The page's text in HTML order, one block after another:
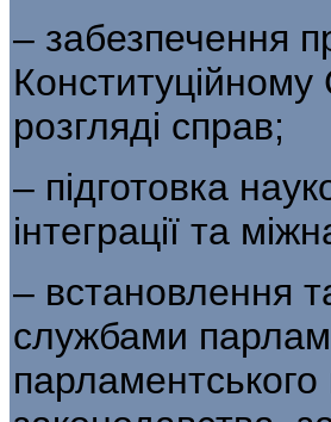
– забезпечення
Конституційному
розгляді справ;
– підготовка
інтеграції та
– встановлення
службами